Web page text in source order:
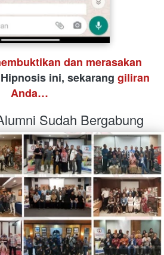
dan merasakan
ini, sekarang giliran
Anda…
Sudah Bergabung